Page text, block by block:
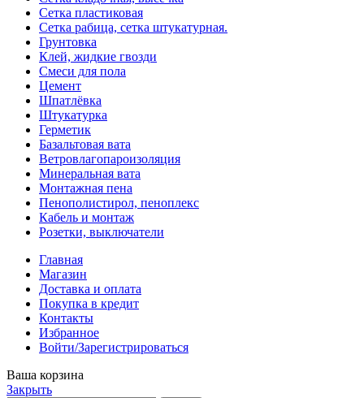
Сетка пластиковая
Сетка рабица, сетка штукатурная.
Грунтовка
Клей, жидкие гвозди
Смеси для пола
Цемент
Шпатлёвка
Штукатурка
Герметик
Базальтовая вата
Ветровлагопароизоляция
Минеральная вата
Монтажная пена
Пенополистирол, пеноплекс
Кабель и монтаж
Розетки, выключатели
Главная
Магазин
Доставка и оплата
Покупка в кредит
Контакты
Избранное
Войти/Зарегистрироваться
Ваша корзина
Закрыть